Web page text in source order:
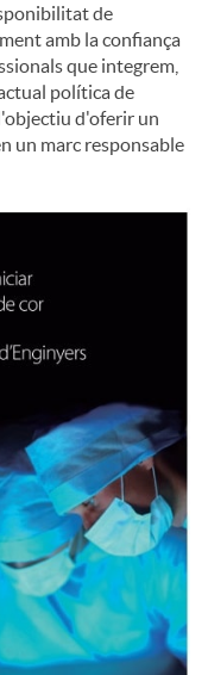
de
amb la confiança
que integrem,
política de
d'oferir un
un marc responsable